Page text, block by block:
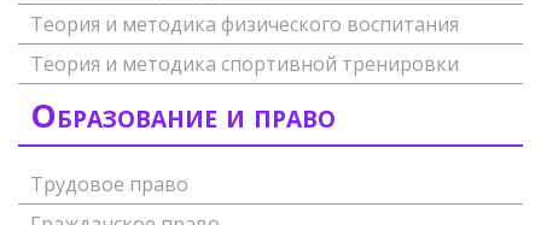
Теория и методика физического воспитания
Теория и методика спортивной тренировки
Образование и право
Трудовое право